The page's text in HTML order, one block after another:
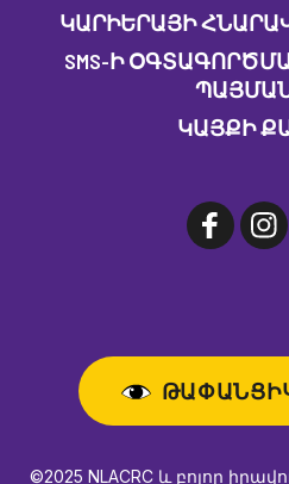
ԿԱՐԻԵՐԱՅԻ
SMS-Ի
ԿԱՅՔԻ
©2025 NLACRC և բոլոր